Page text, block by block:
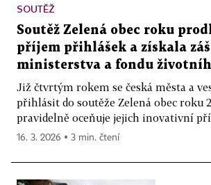
SOUTĚŽ
Soutěž Zelená obec roku
příjem přihlášek a získala
ministerstva a fondu
Již čtvrtým rokem se česká města a
přihlásit do soutěže Zelená obec roku
pravidelně oceňuje jejich inovativní
16. 3. 2026 ▪ 3 min. čtení